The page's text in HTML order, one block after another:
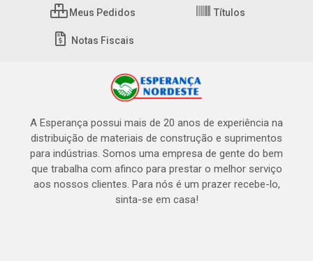
Meus Pedidos Títulos
Notas Fiscais
A Esperança possui mais de 20 anos de experiência na
distribuição de materiais de construção e suprimentos
para indústrias. Somos uma empresa de gente do bem
que trabalha com afinco para prestar o melhor serviço
aos nossos clientes. Para nós é um prazer recebe-lo,
sinta-se em casa!